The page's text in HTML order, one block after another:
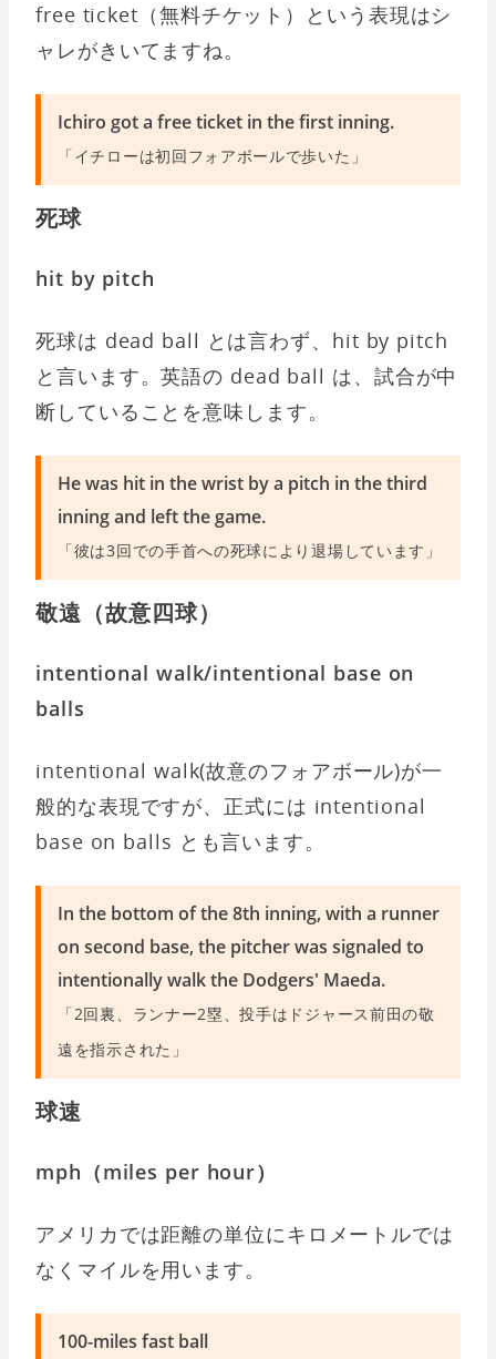
free ticket（無料チケット）という表現はシ
ャレがきいてますね。
Ichiro got a free ticket in the first inning.
「イチローは初回フォアボールで歩いた」
死球
hit by pitch
死球は dead ball とは言わず、hit by pitch
と言います。英語の dead ball は、試合が中
断していることを意味します。
He was hit in the wrist by a pitch in the third
inning and left the game.
「彼は3回での手首への死球により退場しています」
敬遠（故意四球）
intentional walk/intentional base on
balls
intentional walk(故意のフォアボール)が一
般的な表現ですが、正式には intentional
base on balls とも言います。
In the bottom of the 8th inning, with a runner
on second base, the pitcher was signaled to
intentionally walk the Dodgers' Maeda.
「2回裏、ランナー2塁、投手はドジャース前田の敬
遠を指示された」
球速
mph（miles per hour）
アメリカでは距離の単位にキロメートルでは
なくマイルを用います。
100-miles fast ball